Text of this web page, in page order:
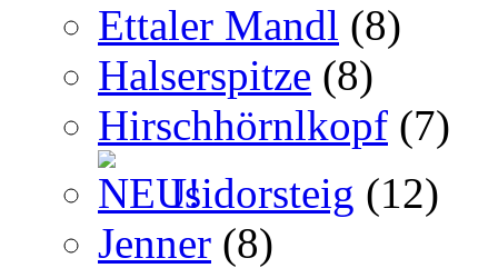
Ettaler Mandl (8)
Halserspitze (8)
Hirschhörnlkopf (7)
Isidorsteig (12)
Jenner (8)